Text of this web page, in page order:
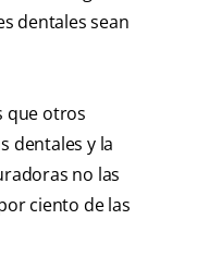
dentales sean
que otros
dentales y la
no las
ciento de las